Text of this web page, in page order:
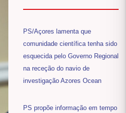
PS/Açores lamenta que
comunidade científica tenha sido
esquecida pelo Governo Regional
na receção do navio de
investigação Azores Ocean
PS propõe informação em tempo